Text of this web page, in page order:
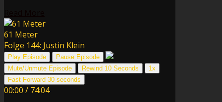
61 Meter
Folge 144: Justin Klein
Play Episode
Pause Episode
Mute/Unmute Episode
Rewind 10 Seconds
1x
Fast Forward 30 seconds
00:00 / 74:04